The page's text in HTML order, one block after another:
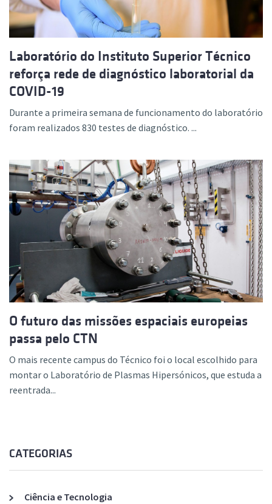
Laboratório do Instituto Superior Técnico
reforça rede de diagnóstico laboratorial da
COVID-19
Durante a primeira semana de funcionamento do laboratório
foram realizados 830 testes de diagnóstico. ...
O futuro das missões espaciais europeias
passa pelo CTN
O mais recente campus do Técnico foi o local escolhido para
montar o Laboratório de Plasmas Hipersónicos, que estuda a
reentrada...
CATEGORIAS
Ciência e Tecnologia